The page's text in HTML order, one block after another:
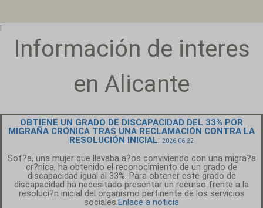
¡
Información de interes
en Alicante
OBTIENE UN GRADO DE DISCAPACIDAD DEL 33% POR
MIGRAÑA CRÓNICA TRAS UNA RECLAMACIÓN CONTRA LA
RESOLUCIÓN INICIAL: 2026-06-22
Sof?a, una mujer que llevaba a?os conviviendo con una migra?a
cr?nica, ha obtenido el reconocimiento de un grado de
discapacidad igual al 33%. Para obtener este grado de
discapacidad ha necesitado presentar un recurso frente a la
resoluci?n inicial del organismo pertinente de los servicios
sociales.Enlace a noticia